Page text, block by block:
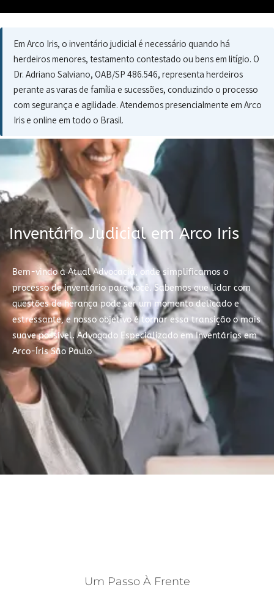
Em Arco Iris, o inventário judicial é necessário quando há
herdeiros menores, testamento contestado ou bens em litígio. O
Dr. Adriano Salviano, OAB/SP 486.546, representa herdeiros
perante as varas de família e sucessões, conduzindo o processo
com segurança e agilidade. Atendemos presencialmente em Arco
Iris e online em todo o Brasil.
Inventário Judicial em Arco Iris
Bem-vindo à Atual Advocacia, onde simplificamos o
processo de inventário para você. Sabemos que lidar com
questões de herança pode ser um momento delicado e
estressante, e nosso objetivo é tornar essa transição o mais
suave possível. Advogado Especializado em Inventários em
Arco-Íris São Paulo
Um Passo À Frente